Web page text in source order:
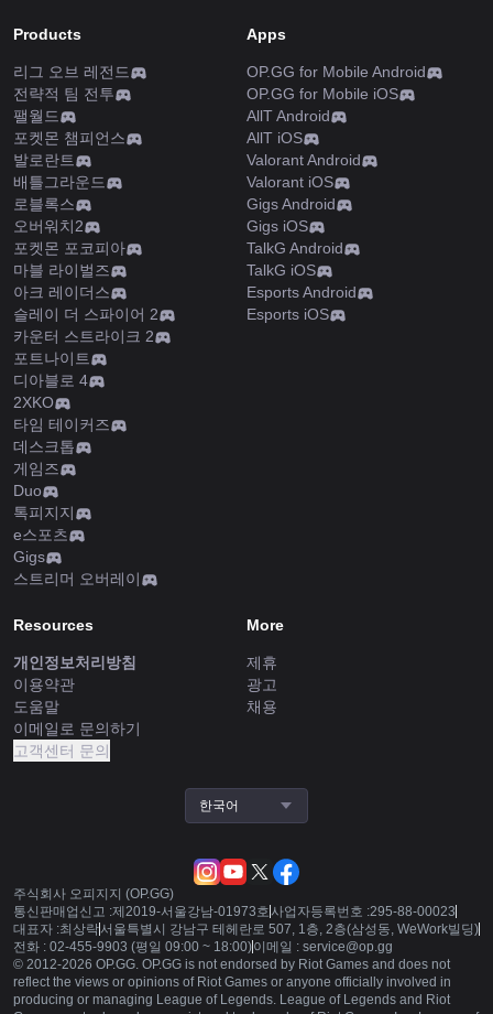
Products
리그 오브 레전드
전략적 팀 전투
팰월드
포켓몬 챔피언스
발로란트
배틀그라운드
로블록스
오버워치2
포켓몬 포코피아
마블 라이벌즈
아크 레이더스
슬레이 더 스파이어 2
카운터 스트라이크 2
포트나이트
디아블로 4
2XKO
타임 테이커즈
데스크톱
게임즈
Duo
톡피지지
e스포츠
Gigs
스트리머 오버레이
Apps
OP.GG for Mobile Android
OP.GG for Mobile iOS
AllT Android
AllT iOS
Valorant Android
Valorant iOS
Gigs Android
Gigs iOS
TalkG Android
TalkG iOS
Esports Android
Esports iOS
Resources
개인정보처리방침
이용약관
도움말
이메일로 문의하기
고객센터 문의
More
제휴
광고
채용
한국어
주식회사 오피지지 (OP.GG)
통신판매업신고 :제2019-서울강남-01973호 사업자등록번호 :295-88-00023
대표자 :최상락서울특별시 강남구 테헤란로 507, 1층, 2층(삼성동, WeWork빌딩)
전화 : 02-455-9903 (평일 09:00 ~ 18:00)이메일 : service@op.gg
© 2012-2026 OP.GG. OP.GG is not endorsed by Riot Games and does not
reflect the views or opinions of Riot Games or anyone officially involved in
producing or managing League of Legends. League of Legends and Riot